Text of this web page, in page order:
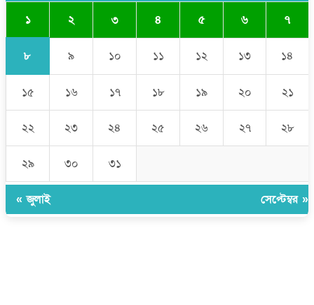
১ ২ ৩ ৪ ৫ ৬ ৭
৮ ৯ ১০ ১১ ১২ ১৩ ১৪
১৫ ১৬ ১৭ ১৮ ১৯ ২০ ২১
২২ ২৩ ২৪ ২৫ ২৬ ২৭ ২৮
২৯ ৩০ ৩১
« জুলাই সেপ্টেম্বর »